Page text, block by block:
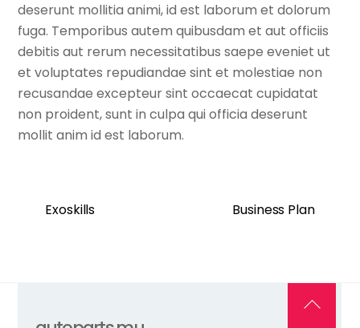
deserunt mollitia animi, id est laborum et dolorum
fuga. Temporibus autem quibusdam et aut officiis
debitis aut rerum necessitatibus saepe eveniet ut
et voluptates repudiandae sint et molestiae non
recusandae excepteur sint occaecat cupidatat
non proident, sunt in culpa qui officia deserunt
mollit anim id est laborum.
Exoskills Business Plan